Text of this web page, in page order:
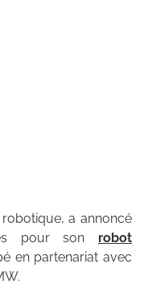
a annoncé
pour son robot
en partenariat avec